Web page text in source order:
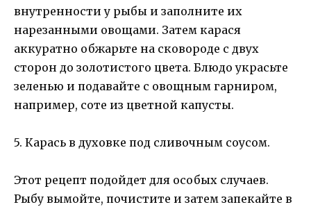
внутренности у рыбы и заполните их
нарезанными овощами. Затем карася
аккуратно обжарьте на сковороде с двух
сторон до золотистого цвета. Блюдо украсьте
зеленью и подавайте с овощным гарниром,
например, соте из цветной капусты.
5. Карась в духовке под сливочным соусом.
Этот рецепт подойдет для особых случаев.
Рыбу вымойте, почистите и затем запекайте в